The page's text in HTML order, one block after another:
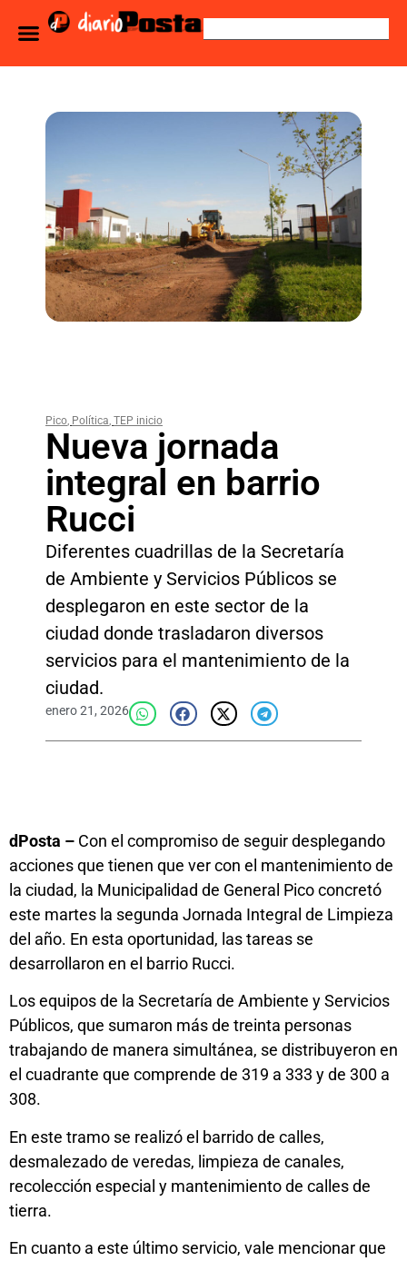
Pico, Política, TEP inicio
Nueva jornada
integral en barrio
Rucci
Diferentes cuadrillas de la Secretaría
de Ambiente y Servicios Públicos se
desplegaron en este sector de la
ciudad donde trasladaron diversos
servicios para el mantenimiento de la
ciudad.
enero 21, 2026
dPosta – Con el compromiso de seguir desplegando
acciones que tienen que ver con el mantenimiento de
la ciudad, la Municipalidad de General Pico concretó
este martes la segunda Jornada Integral de Limpieza
del año. En esta oportunidad, las tareas se
desarrollaron en el barrio Rucci.
Los equipos de la Secretaría de Ambiente y Servicios
Públicos, que sumaron más de treinta personas
trabajando de manera simultánea, se distribuyeron en
el cuadrante que comprende de 319 a 333 y de 300 a
308.
En este tramo se realizó el barrido de calles,
desmalezado de veredas, limpieza de canales,
recolección especial y mantenimiento de calles de
tierra.
En cuanto a este último servicio, vale mencionar que